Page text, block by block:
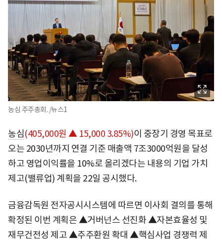
농심 주주총회. /뉴스1
농심(405,000원 ▲ 15,000 3.85%)이 중장기 경영 목표로
오는 2030년까지 연결 기준 매출액 7조3000억원을 달성
하고 영업이익률을 10%로 올리겠다는 내용의 기업 가치
제고(밸류업) 계획을 22일 공시했다.
금융감독원 전자공시시스템에 따르면 이사회 결의를 통해
확정된 이번 계획은 ▲거버넌스 선진화 ▲자본효율성 및
재무건전성 제고 ▲주주환원 확대 ▲핵심사업 경쟁력 제